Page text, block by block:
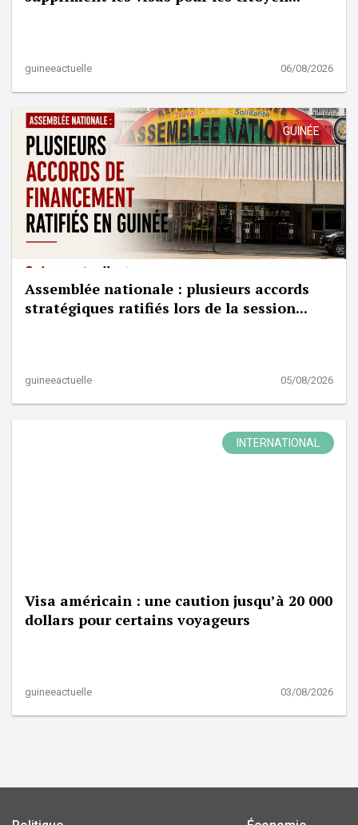
guineeactuelle 06/08/2026
GUINÉE
Assemblée nationale : plusieurs accords
stratégiques ratifiés lors de la session...
guineeactuelle 05/08/2026
INTERNATIONAL
Visa américain : une caution jusqu’à 20 000
dollars pour certains voyageurs
guineeactuelle 03/08/2026